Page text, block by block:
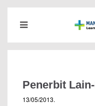
Penerbit
13/05/2013.